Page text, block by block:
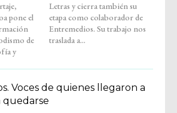
pone el
de
y
su
de
nos
traslada a...
Voces de quienes llegaron a
quedarse